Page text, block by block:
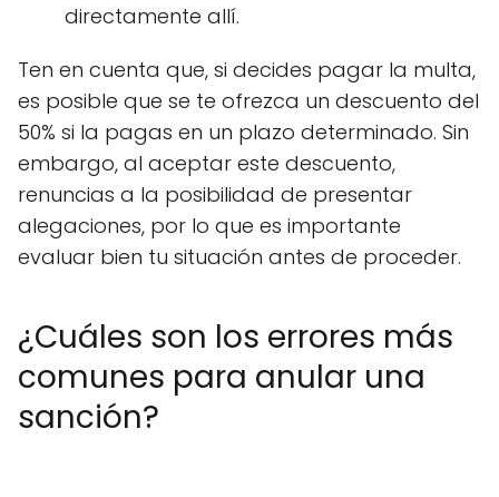
directamente allí.
Ten en cuenta que, si decides pagar la multa,
es posible que se te ofrezca un descuento del
50% si la pagas en un plazo determinado. Sin
embargo, al aceptar este descuento,
renuncias a la posibilidad de presentar
alegaciones, por lo que es importante
evaluar bien tu situación antes de proceder.
¿Cuáles son los errores más
comunes para anular una
sanción?